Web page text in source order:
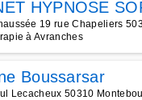
HYPNOSE
19 rue Chapeliers
à Avranches
Boussarsar
Lecacheux 50310